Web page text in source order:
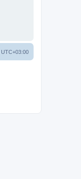
UTC+03:00